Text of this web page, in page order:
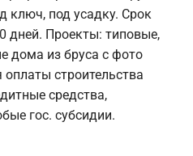
ключ, под усадку. Срок
дней. Проекты: типовые,
дома из бруса с фото
строительства
средства,
гос. субсидии.